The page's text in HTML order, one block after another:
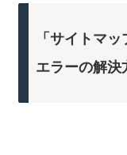
「サイトマ
エラーの解決